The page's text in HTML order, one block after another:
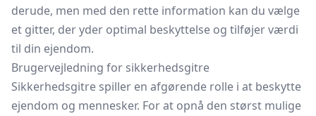
derude, men med den rette information kan du vælge
et gitter, der yder optimal beskyttelse og tilføjer værdi
til din ejendom.
Brugervejledning for sikkerhedsgitre
Sikkerhedsgitre spiller en afgørende rolle i at beskytte
ejendom og mennesker. For at opnå den størst mulige